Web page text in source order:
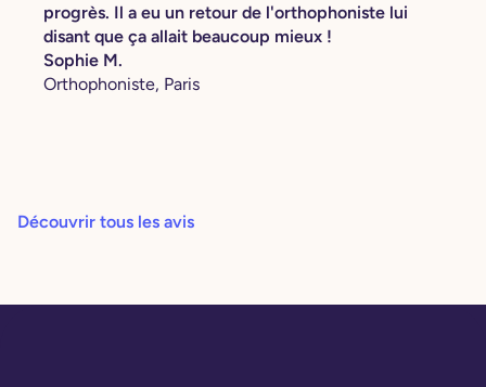
progrès. Il a eu un retour de l'orthophoniste lui
disant que ça allait beaucoup mieux !
Sophie M.
Orthophoniste, Paris
Découvrir tous les avis